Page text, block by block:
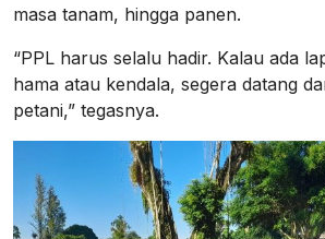
masa tanam, hingga panen.
“PPL harus selalu hadir. Kalau ada
hama atau kendala, segera datang
petani,” tegasnya.